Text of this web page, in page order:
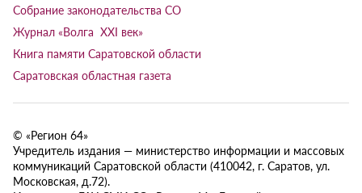
Собрание законодательства СО
Журнал «Волга XXI век»
Книга памяти Саратовской области
Саратовская областная газета
© «Регион 64»
Учредитель издания — министерство информации и массовых
коммуникаций Саратовской области (410042, г. Саратов, ул.
Московская, д.72).